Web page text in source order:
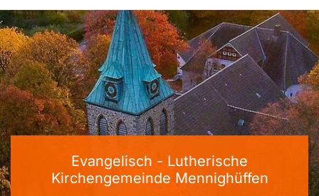
Evangelisch - Lutherische
Kirchengemeinde Mennighüffen